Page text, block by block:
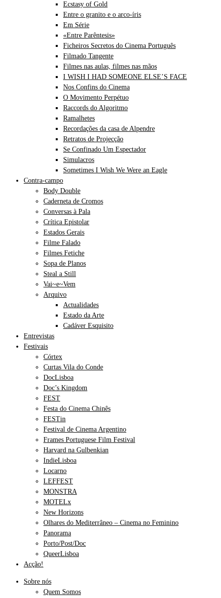
Ecstasy of Gold
Entre o granito e o arco-íris
Em Série
«Entre Parêntesis»
Ficheiros Secretos do Cinema Português
Filmado Tangente
Filmes nas aulas, filmes nas mãos
I WISH I HAD SOMEONE ELSE’S FACE
Nos Confins do Cinema
O Movimento Perpétuo
Raccords do Algoritmo
Ramalhetes
Recordações da casa de Alpendre
Retratos de Projecção
Se Confinado Um Espectador
Simulacros
Sometimes I Wish We Were an Eagle
Contra-campo
Body Double
Caderneta de Cromos
Conversas à Pala
Crítica Epistolar
Estados Gerais
Filme Falado
Filmes Fetiche
Sopa de Planos
Steal a Still
Vai~e~Vem
Arquivo
Actualidades
Estado da Arte
Cadáver Esquisito
Entrevistas
Festivais
Córtex
Curtas Vila do Conde
DocLisboa
Doc’s Kingdom
FEST
Festa do Cinema Chinês
FESTin
Festival de Cinema Argentino
Frames Portuguese Film Festival
Harvard na Gulbenkian
IndieLisboa
Locarno
LEFFEST
MONSTRA
MOTELx
New Horizons
Olhares do Mediterrâneo – Cinema no Feminino
Panorama
Porto/Post/Doc
QueerLisboa
Acção!
Sobre nós
Quem Somos